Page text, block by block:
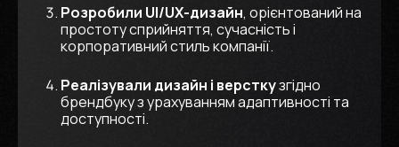
Розробили UI/UX-дизайн, орієнтований на
простоту сприйняття, сучасність і
корпоративний стиль компанії.
Реалізували дизайн і версткузгідно
брендбуку з урахуванням адаптивності та
доступності.